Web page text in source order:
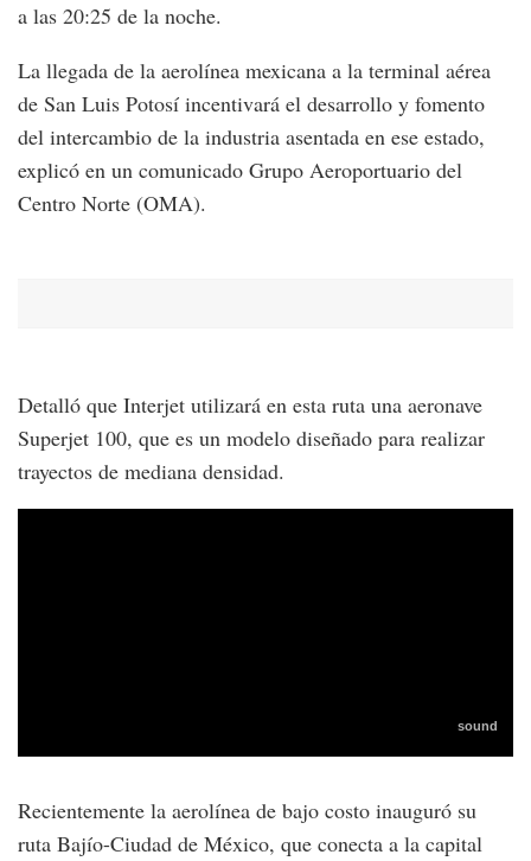
a las 20:25 de la noche.
La llegada de la aerolínea mexicana a la terminal aérea
de San Luis Potosí incentivará el desarrollo y fomento
del intercambio de la industria asentada en ese estado,
explicó en un comunicado Grupo Aeroportuario del
Centro Norte (OMA).
Detalló que Interjet utilizará en esta ruta una aeronave
Superjet 100, que es un modelo diseñado para realizar
trayectos de mediana densidad.
Recientemente la aerolínea de bajo costo inauguró su
ruta Bajío-Ciudad de México, que conecta a la capital